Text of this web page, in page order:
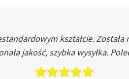
kształcie.
jakość, szybka wysyłka.